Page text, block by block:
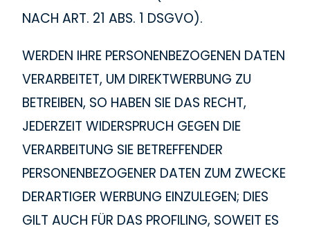
NACH ART. 21 ABS. 1 DSGVO).
WERDEN IHRE PERSONENBEZOGENEN DATEN
VERARBEITET, UM DIREKTWERBUNG ZU
BETREIBEN, SO HABEN SIE DAS RECHT,
JEDERZEIT WIDERSPRUCH GEGEN DIE
VERARBEITUNG SIE BETREFFENDER
PERSONENBEZOGENER DATEN ZUM ZWECKE
DERARTIGER WERBUNG EINZULEGEN; DIES
GILT AUCH FÜR DAS PROFILING, SOWEIT ES